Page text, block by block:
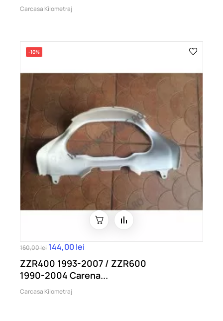
Carcasa Kilometraj
-10%
160,00 lei 144,00 lei
ZZR400 1993-2007 / ZZR600
1990-2004 Carena...
Carcasa Kilometraj